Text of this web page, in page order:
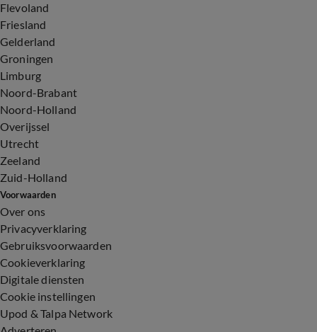
Flevoland
Friesland
Gelderland
Groningen
Limburg
Noord-Brabant
Noord-Holland
Overijssel
Utrecht
Zeeland
Zuid-Holland
Voorwaarden
Over ons
Privacyverklaring
Gebruiksvoorwaarden
Cookieverklaring
Digitale diensten
Cookie instellingen
Upod & Talpa Network